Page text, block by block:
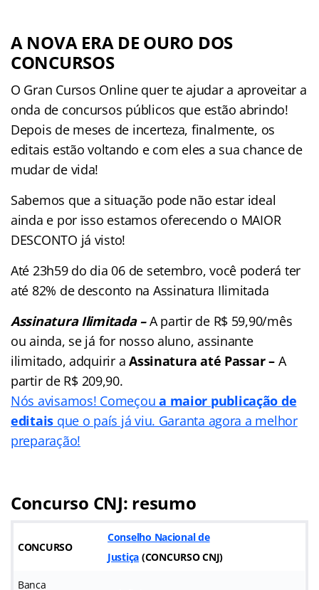
A NOVA ERA DE OURO DOS
CONCURSOS
O Gran Cursos Online quer te ajudar a aproveitar a
onda de concursos públicos que estão abrindo!
Depois de meses de incerteza, finalmente, os
editais estão voltando e com eles a sua chance de
mudar de vida!
Sabemos que a situação pode não estar ideal
ainda e por isso estamos oferecendo o MAIOR
DESCONTO já visto!
Até 23h59 do dia 06 de setembro, você poderá ter
até 82% de desconto na Assinatura Ilimitada
Assinatura Ilimitada –A partir de R$ 59,90/mês
ou ainda, se já for nosso aluno, assinante
ilimitado, adquirir aAssinatura até Passar – A
partir de R$ 209,90.
Nós avisamos! Começoua maior publicação de
editais que o país já viu. Garanta agora a melhor
preparação!
Concurso CNJ: resumo
CONCURSO
Conselho Nacional de
Justiça (CONCURSO CNJ)
Banca